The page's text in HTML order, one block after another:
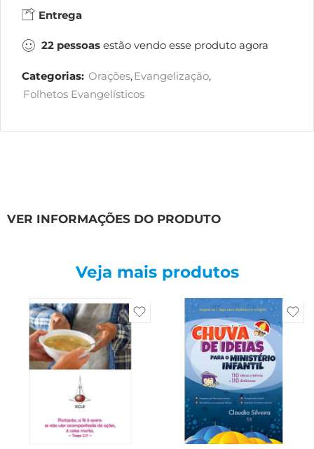
Entrega
22 pessoas estão vendo esse produto agora
Categorias: Orações,Evangelização,
Folhetos Evangelísticos
VER INFORMAÇÕES DO PRODUTO
Veja mais produtos